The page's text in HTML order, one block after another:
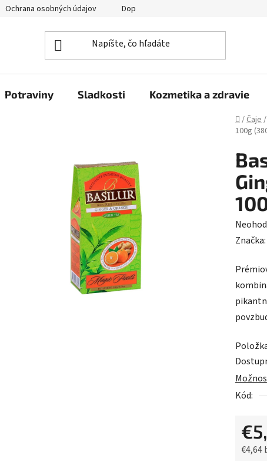
Ochrana osobných údajov Doprava a platba
Potraviny Sladkosti Kozmetika a zdravie
Domov
/Čaje/
100g
je
0,0
z
5
Značka:
Kód:
€4,64